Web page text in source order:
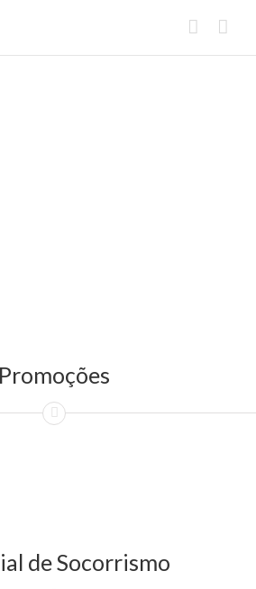
Promoções
de Socorrismo